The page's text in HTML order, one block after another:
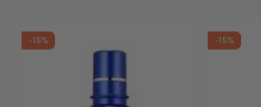
-15% -15%